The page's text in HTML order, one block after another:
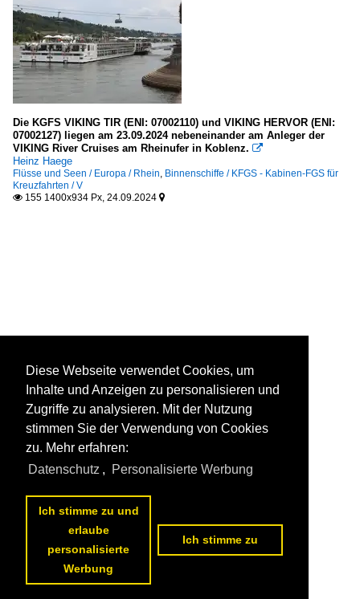
Die KGFS VIKING TIR (ENI: 07002110) und VIKING HERVOR (ENI:
07002127) liegen am 23.09.2024 nebeneinander am Anleger der
VIKING River Cruises am Rheinufer in Koblenz. 
Heinz Haege
Flüsse und Seen / Europa / Rhein, Binnenschiffe / KFGS - Kabinen-FGS für
Kreuzfahrten / V
 155 1400x934 Px, 24.09.2024 
Diese Webseite verwendet Cookies, um
Inhalte und Anzeigen zu personalisieren und
Zugriffe zu analysieren. Mit der Nutzung
stimmen Sie der Verwendung von Cookies
zu. Mehr erfahren:
Datenschutz , Personalisierte Werbung
Ich stimme zu und
erlaube
personalisierte
Werbung
Ich stimme zu